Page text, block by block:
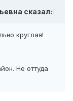
сказал:
круглая!
Не оттуда